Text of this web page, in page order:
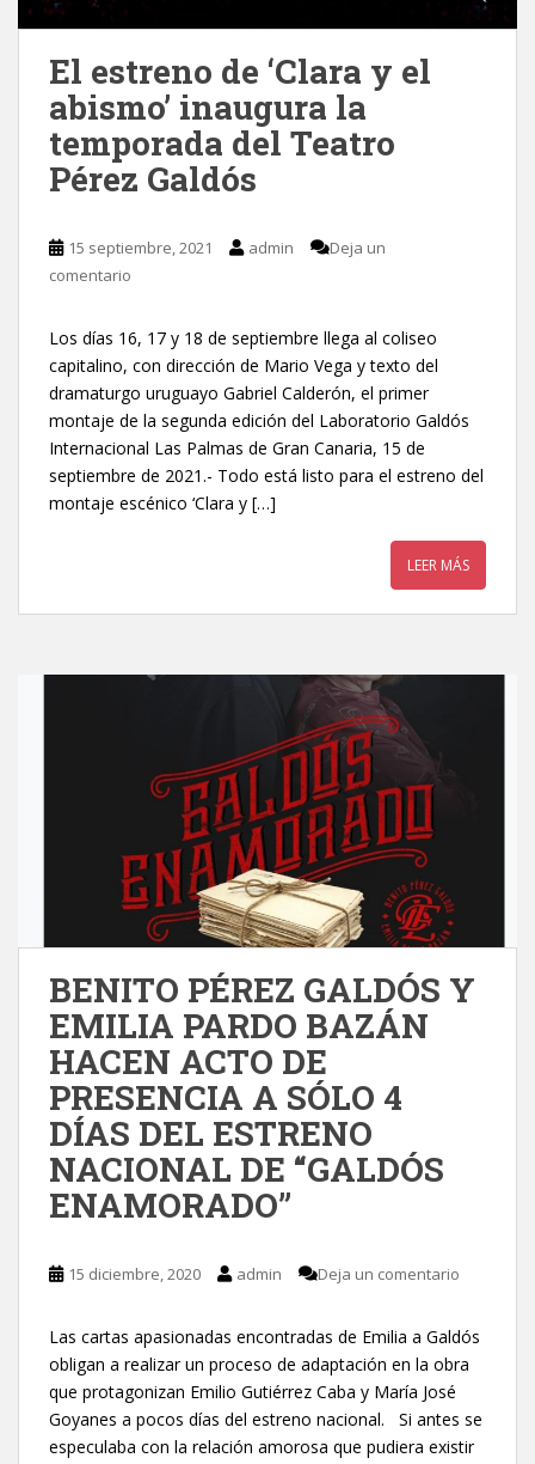
El estreno de ‘Clara y el
abismo’ inaugura la
temporada del Teatro
Pérez Galdós
15 septiembre, 2021 admin
Deja un
comentario
Los días 16, 17 y 18 de septiembre llega al coliseo
capitalino, con dirección de Mario Vega y texto del
dramaturgo uruguayo Gabriel Calderón, el primer
montaje de la segunda edición del Laboratorio Galdós
Internacional Las Palmas de Gran Canaria, 15 de
septiembre de 2021.- Todo está listo para el estreno del
montaje escénico ‘Clara y […]
LEER MÁS
BENITO PÉREZ GALDÓS Y
EMILIA PARDO BAZÁN
HACEN ACTO DE
PRESENCIA A SÓLO 4
DÍAS DEL ESTRENO
NACIONAL DE “GALDÓS
ENAMORADO”
15 diciembre, 2020 admin Deja un comentario
Las cartas apasionadas encontradas de Emilia a Galdós
obligan a realizar un proceso de adaptación en la obra
que protagonizan Emilio Gutiérrez Caba y María José
Goyanes a pocos días del estreno nacional. Si antes se
especulaba con la relación amorosa que pudiera existir